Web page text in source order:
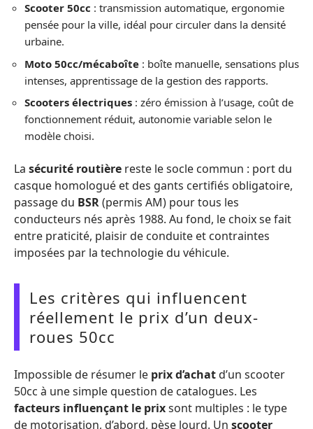
Scooter 50cc : transmission automatique, ergonomie
pensée pour la ville, idéal pour circuler dans la densité
urbaine.
Moto 50cc/mécaboîte : boîte manuelle, sensations plus
intenses, apprentissage de la gestion des rapports.
Scooters électriques : zéro émission à l’usage, coût de
fonctionnement réduit, autonomie variable selon le
modèle choisi.
La sécurité routière reste le socle commun : port du
casque homologué et des gants certifiés obligatoire,
passage du BSR(permis AM) pour tous les
conducteurs nés après 1988. Au fond, le choix se fait
entre praticité, plaisir de conduite et contraintes
imposées par la technologie du véhicule.
Les critères qui influencent
réellement le prix d’un deux-
roues 50cc
Impossible de résumer le prix d’achatd’un scooter
50cc à une simple question de catalogues. Les
facteurs influençant le prixsont multiples : le type
de motorisation, d’abord, pèse lourd. Un scooter